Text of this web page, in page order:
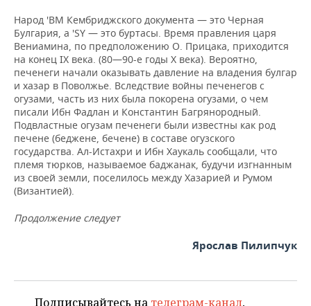
Народ 'BM Кембриджского документа — это Черная
Булгария, а 'SY — это буртасы. Время правления царя
Вениамина, по предположению О. Прицака, приходится
на конец IX века. (80—90-е годы Х века). Вероятно,
печенеги начали оказывать давление на владения булгар
и хазар в Поволжье. Вследствие войны печенегов с
огузами, часть из них была покорена огузами, о чем
писали Ибн Фадлан и Константин Багрянородный.
Подвластные огузам печенеги были известны как род
печене (беджене, бечене) в составе огузского
государства. Ал-Истахри и Ибн Хаукаль сообщали, что
племя тюрков, называемое баджанак, будучи изгнанным
из своей земли, поселилось между Хазарией и Румом
(Византией).
Продолжение следует
Ярослав Пилипчук
Подписывайтесь на телеграм-канал,